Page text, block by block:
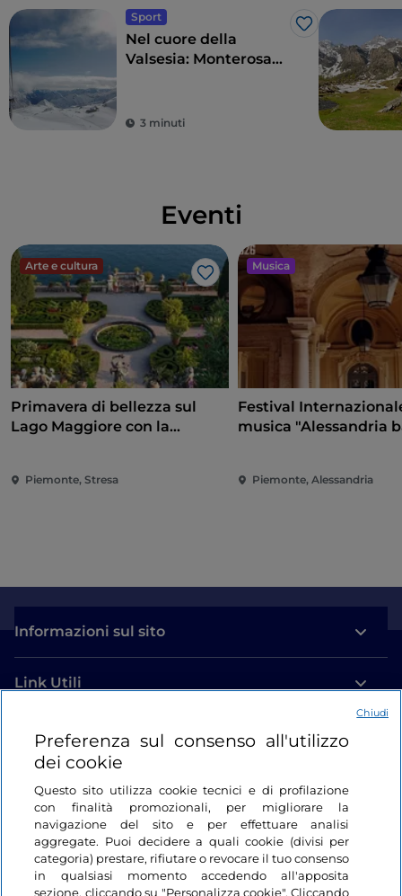
Sport
Like
Nel cuore della
Valsesia: Monterosa
3 minuti
Eventi
Arte e cultura
Like
Primavera di bellezza sul
Lago Maggiore con la
Piemonte, Stresa
Musica
Festival
musica "Alessandria
Piemonte, Alessandria
Informazioni sul sito
Link Utili
Login
Restiamo in contatto
Preferenza sul consenso all'utilizzo
dei cookie
Questo sito utilizza cookie tecnici e di profilazione
con finalità promozionali, per migliorare la
navigazione del sito e per effettuare analisi
aggregate. Puoi decidere a quali cookie (divisi per
categoria) prestare, rifiutare o revocare il tuo consenso
in qualsiasi momento accedendo all'apposita
sezione, cliccando su "Personalizza cookie". Cliccando
Chiudi